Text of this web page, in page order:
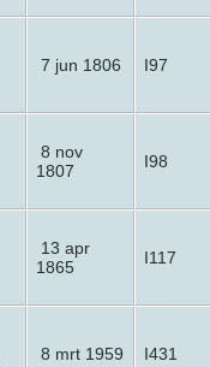
7 jun 1806 I97
8 nov
1807
I98
13 apr
1865
I117
8 mrt 1959 I431